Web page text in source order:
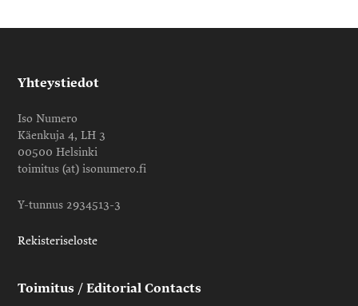
Yhteystiedot
Iso Numero
Käenkuja 4, LH 3
00500 Helsinki
toimitus (at) isonumero.fi
Y-tunnus 2934513-3
Rekisteriseloste
Toimitus / Editorial Contacts